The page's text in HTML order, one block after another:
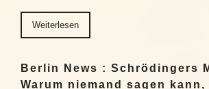
Weiterlesen
Berlin News : Schrödingers
Warum niemand sagen kann,